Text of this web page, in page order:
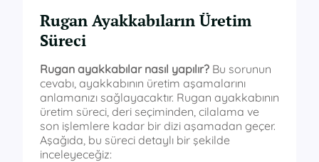
Rugan Ayakkabıların Üretim
Süreci
Rugan ayakkabılar nasıl yapılır? Bu sorunun
cevabı, ayakkabının üretim aşamalarını
anlamanızı sağlayacaktır. Rugan ayakkabının
üretim süreci, deri seçiminden, cilalama ve
son işlemlere kadar bir dizi aşamadan geçer.
Aşağıda, bu süreci detaylı bir şekilde
inceleyeceğiz: